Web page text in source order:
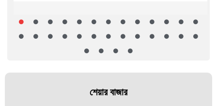
শেয়ার বাজার